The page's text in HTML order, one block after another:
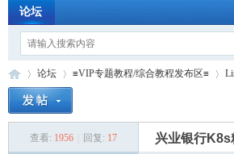
论坛
论坛
›
≡VIP专题教程/综合教程发布区≡
›
查看: 1956 回复: 17 兴业银行